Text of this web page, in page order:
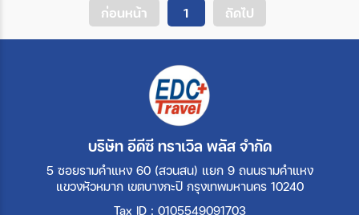
ก่อนหน้า 1 ถัดไป
บริษัท อีดีซี ทราเวิล พลัส จำกัด
5 ซอยรามคำแหง 60 (สวนสน) แยก 9 ถนนรามคำแหง
แขวงหัวหมาก เขตบางกะปิ กรุงเทพมหานคร 10240
Tax ID : 0105549091703